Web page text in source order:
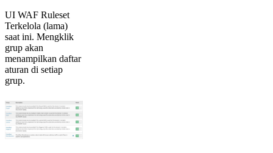
UI WAF Ruleset
Terkelola (lama)
saat ini. Mengklik
grup akan
menampilkan daftar
aturan di setiap
grup.